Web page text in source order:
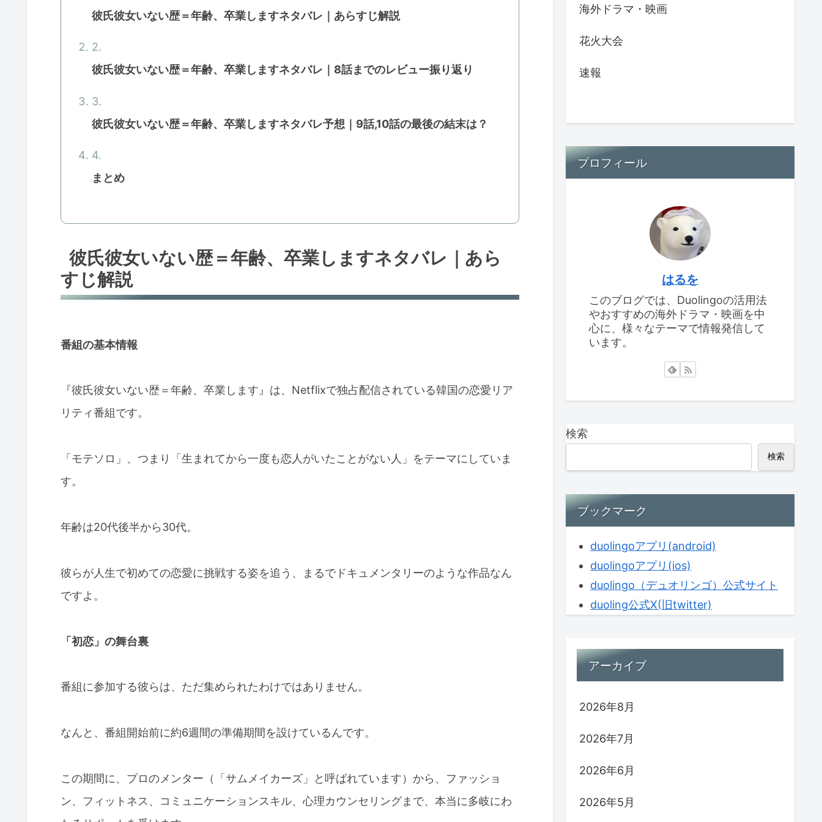
彼氏彼女いない歴＝年齢、卒業しますネタバレ｜あらすじ解説
彼氏彼女いない歴＝年齢、卒業しますネタバレ｜8話までのレビュー振り返り
彼氏彼女いない歴＝年齢、卒業しますネタバレ予想｜9話,10話の最後の結末は？
まとめ
彼氏彼女いない歴＝年齢、卒業しますネタバレ｜あら
すじ解説
番組の基本情報
『彼氏彼女いない歴＝年齢、卒業します』は、Netflixで独占配信されている韓国の恋愛リア
リティ番組です。
「モテソロ」、つまり「生まれてから一度も恋人がいたことがない人」をテーマにしていま
す。
年齢は20代後半から30代。
彼らが人生で初めての恋愛に挑戦する姿を追う、まるでドキュメンタリーのような作品なん
ですよ。
「初恋」の舞台裏
番組に参加する彼らは、ただ集められたわけではありません。
なんと、番組開始前に約6週間の準備期間を設けているんです。
この期間に、プロのメンター（「サムメイカーズ」と呼ばれています）から、ファッショ
ン、フィットネス、コミュニケーションスキル、心理カウンセリングまで、本当に多岐にわ
海外ドラマ・映画
花火大会
速報
プロフィール
はるを
このブログでは、Duolingoの活用法
やおすすめの海外ドラマ・映画を中
心に、様々なテーマで情報発信して
います。
検索
検索
ブックマーク
duolingoアプリ(android)
duolingoアプリ(ios)
duolingo（デュオリンゴ）公式サイト
duoling公式X(旧twitter)
アーカイブ
2026年8月
2026年7月
2026年6月
2026年5月